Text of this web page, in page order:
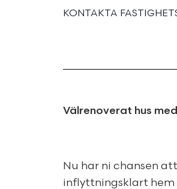
KONTAKTA
Välrenoverat hus
Nu har ni chansen
inflyttningsklart